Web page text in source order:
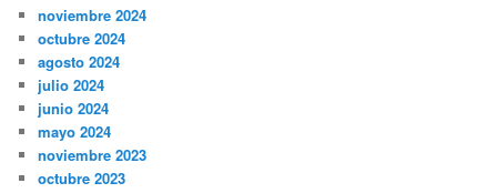
noviembre 2024
octubre 2024
agosto 2024
julio 2024
junio 2024
mayo 2024
noviembre 2023
octubre 2023